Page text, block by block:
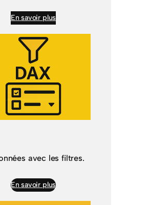
En savoir plus
avec les filtres.
En savoir plus